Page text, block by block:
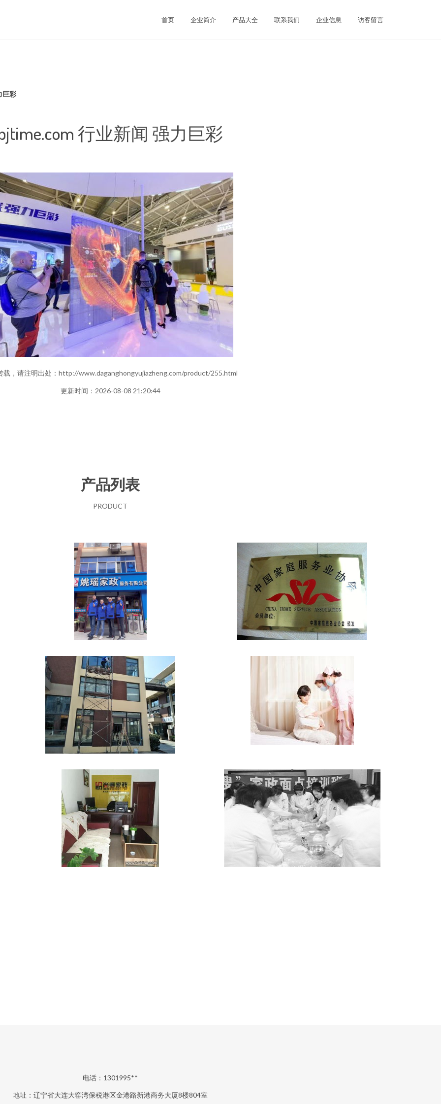
首页 企业简介 产品大全 联系我们 企业信息 访客留言
巨彩
行业新闻 强力巨彩
载，请注明出处：http://www.daganghongyujiazheng.com/product/255.html
更新时间：2026-08-08 21:20:44
产品列表
PRODUCT
电话：1301995**
地址：辽宁省大连大窑湾保税港区金港路新港商务大厦8楼804室